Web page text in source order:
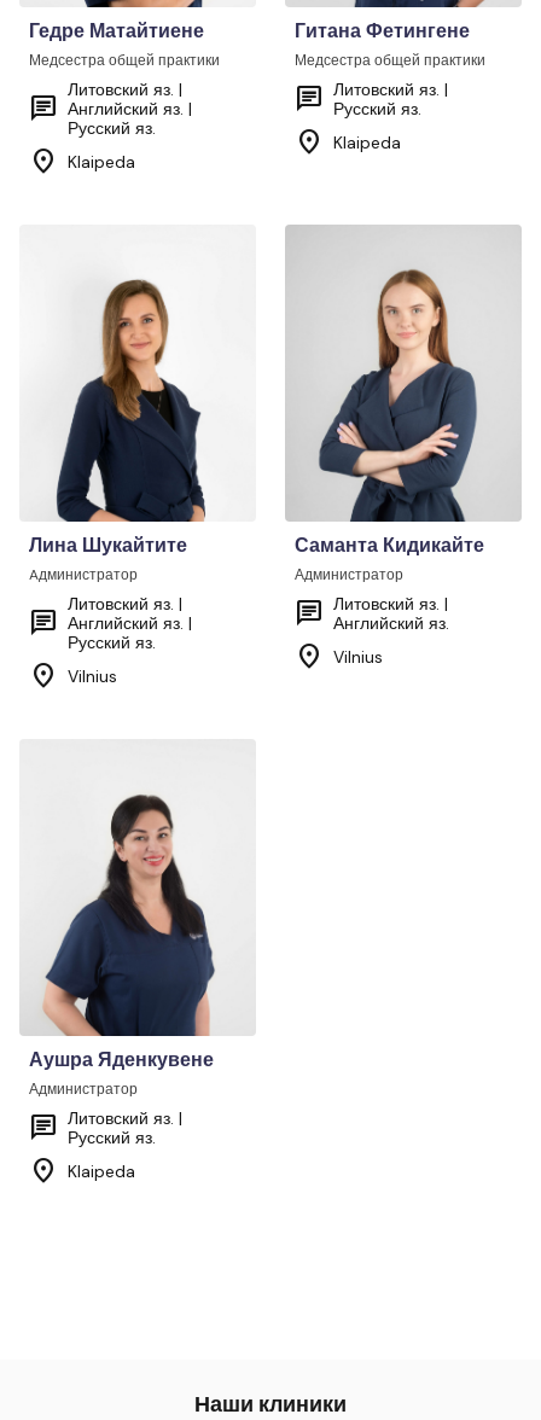
Гедре Матайтиене
Медсестра общей практики
chat
Литовский яз. |
Английский яз. |
Русский яз.
location_on Klaipeda
Гитана Фетингене
Медсестра общей практики
chat Литовский яз. |
Русский яз.
location_on Klaipeda
Лина Шукайтите
Aдминистратор
chat
Литовский яз. |
Английский яз. |
Русский яз.
location_on Vilnius
Саманта Кидикайте
Администратор
chat Литовский яз. |
Английский яз.
location_on Vilnius
Аушра Яденкувене
Администратор
chat Литовский яз. |
Русский яз.
location_on Klaipeda
Наши клиники